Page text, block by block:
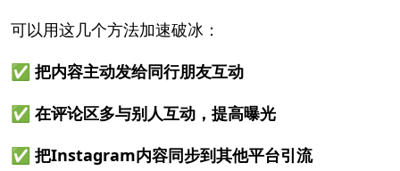
可以用这几个方法加速破冰：
✅ 把内容主动发给同行朋友互动
✅ 在评论区多与别人互动，提高曝光
✅ 把Instagram内容同步到其他平台引流